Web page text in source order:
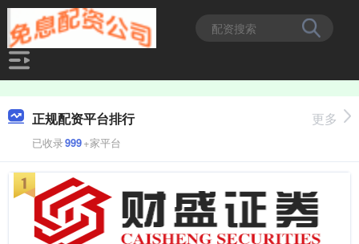
正规配资平台排行
已收录999+家平台
更多